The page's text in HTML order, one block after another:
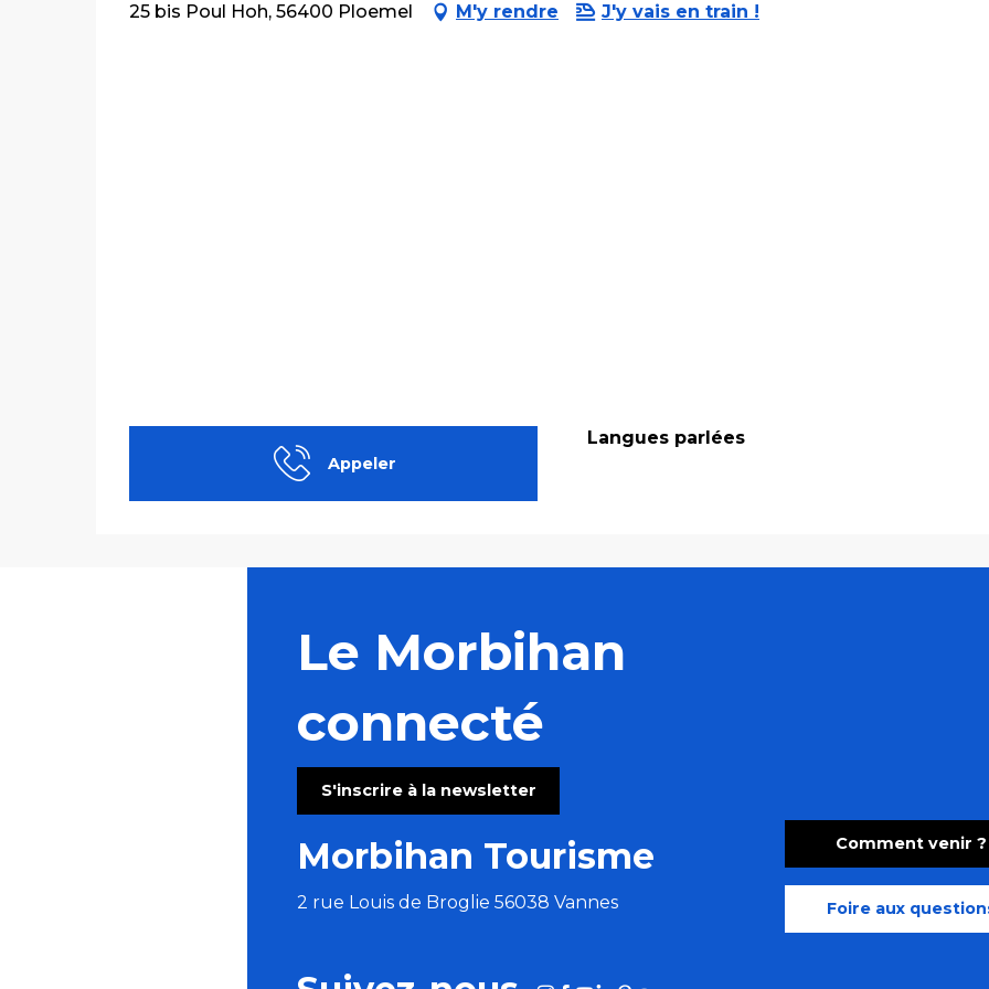
25 bis Poul Hoh, 56400 Ploemel M'y rendre J'y vais en train !
Appeler
Langues parlées
Langues parlées
Le Morbihan
connecté
S'inscrire à la newsletter
Morbihan Tourisme
2 rue Louis de Broglie 56038 Vannes
Comment venir ?
Foire aux